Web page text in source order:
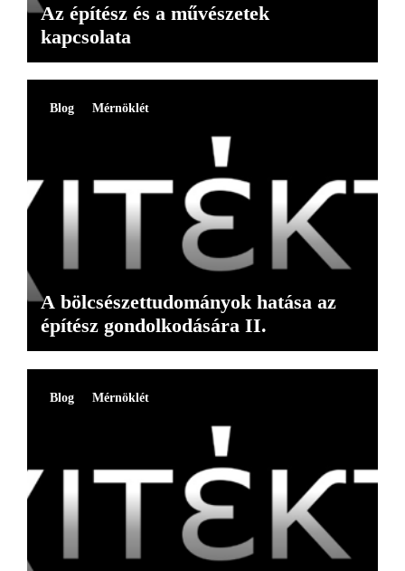
Az építész és a művészetek
kapcsolata
Blog Mérnöklét
A bölcsészettudományok hatása az
építész gondolkodására II.
Blog Mérnöklét